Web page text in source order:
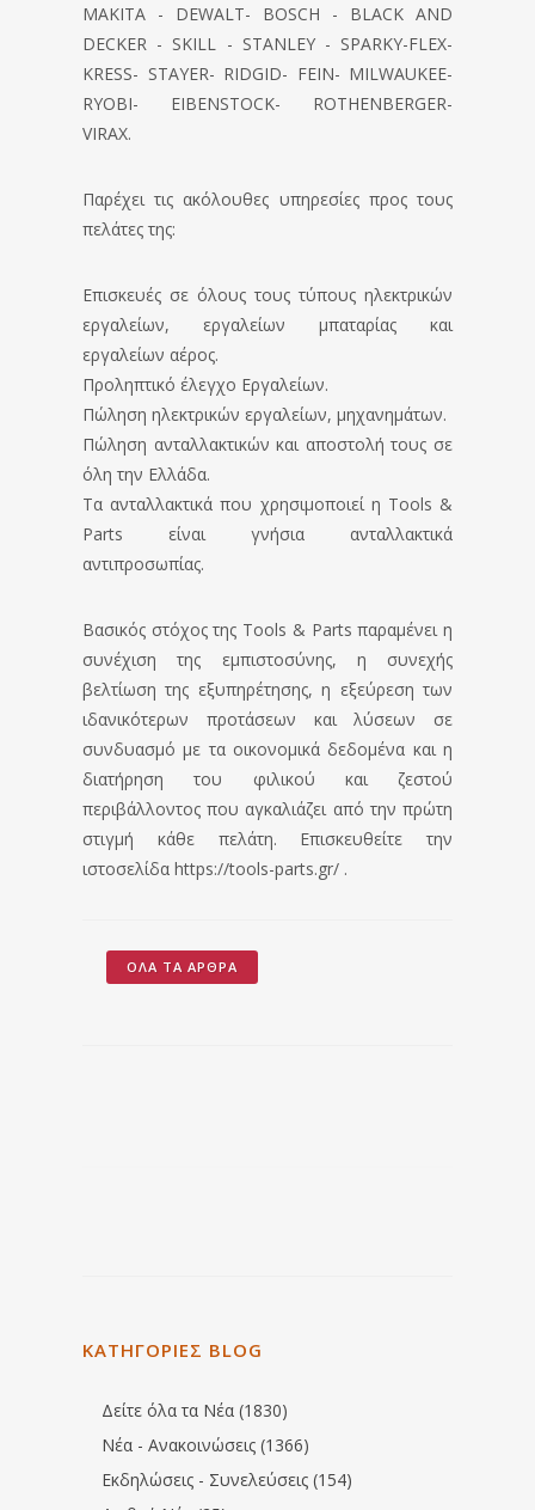
MAKITA - DEWALT- BOSCH - BLACK AND
DECKER - SKILL - STANLEY - SPARKY-FLEX-
KRESS- STAYER- RIDGID- FEIN- MILWAUKEE-
RYOBI- EIBENSTOCK- ROTHENBERGER-
VIRAX.
Παρέχει τις ακόλουθες υπηρεσίες προς τους
πελάτες της:
Επισκευές σε όλους τους τύπους ηλεκτρικών
εργαλείων, εργαλείων μπαταρίας και
εργαλείων αέρος.
Προληπτικό έλεγχο Εργαλείων.
Πώληση ηλεκτρικών εργαλείων, μηχανημάτων.
Πώληση ανταλλακτικών και αποστολή τους σε
όλη την Ελλάδα.
Τα ανταλλακτικά που χρησιμοποιεί η Tools &
Parts είναι γνήσια ανταλλακτικά
αντιπροσωπίας.
Βασικός στόχος της Tools & Parts παραμένει η
συνέχιση της εμπιστοσύνης, η συνεχής
βελτίωση της εξυπηρέτησης, η εξεύρεση των
ιδανικότερων προτάσεων και λύσεων σε
συνδυασμό με τα οικονομικά δεδομένα και η
διατήρηση του φιλικού και ζεστού
περιβάλλοντος που αγκαλιάζει από την πρώτη
στιγμή κάθε πελάτη. Επισκευθείτε την
ιστοσελίδα https://tools-parts.gr/ .
ΌΛΑ ΤΑ ΆΡΘΡΑ
ΚΑΤΗΓΟΡΙΕΣ BLOG
Δείτε όλα τα Νέα (1830)
Νέα - Ανακοινώσεις (1366)
Εκδηλώσεις - Συνελεύσεις (154)